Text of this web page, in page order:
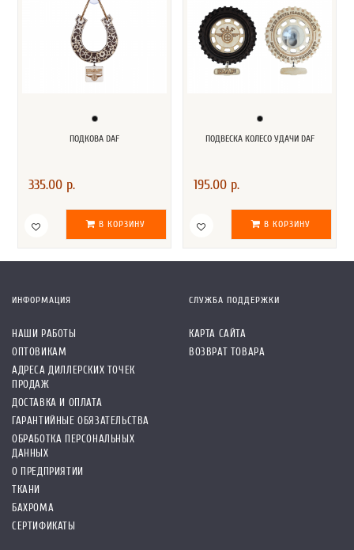
ПОДКОВА DAF
335.00 р.
В КОРЗИНУ
ПОДВЕСКА КОЛЕСО УДАЧИ DAF
195.00 р.
В КОРЗИНУ
ИНФОРМАЦИЯ
НАШИ РАБОТЫ
ОПТОВИКАМ
АДРЕСА ДИЛЛЕРСКИХ ТОЧЕК
ПРОДАЖ
ДОСТАВКА И ОПЛАТА
ГАРАНТИЙНЫЕ ОБЯЗАТЕЛЬСТВА
ОБРАБОТКА ПЕРСОНАЛЬНЫХ
ДАННЫХ
О ПРЕДПРИЯТИИ
ТКАНИ
БАХРОМА
СЕРТИФИКАТЫ
СЛУЖБА ПОДДЕРЖКИ
КАРТА САЙТА
ВОЗВРАТ ТОВАРА